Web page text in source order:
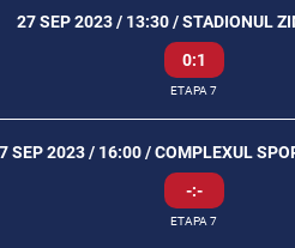
27 SEP 2023 / 13:30 / STADIONUL
0:1
ETAPA 7
SEP 2023 / 16:00 / COMPLEXUL
-:-
ETAPA 7